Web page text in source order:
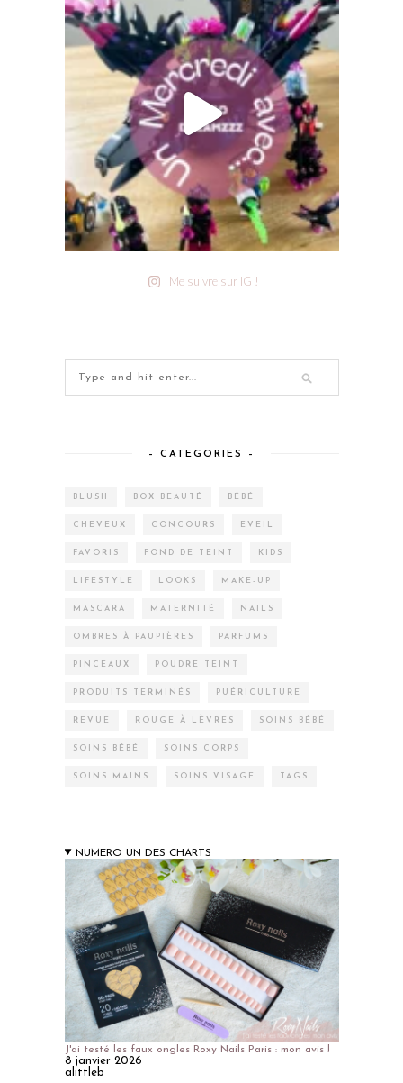
Me suivre sur IG !
– CATEGORIES –
BLUSH BOX BEAUTÉ BÉBÉ
CHEVEUX CONCOURS EVEIL
FAVORIS FOND DE TEINT KIDS
LIFESTYLE LOOKS MAKE-UP
MASCARA MATERNITÉ NAILS
OMBRES À PAUPIÈRES PARFUMS
PINCEAUX POUDRE TEINT
PRODUITS TERMINÉS PUÉRICULTURE
REVUE ROUGE À LÈVRES SOINS BÉBÉ
SOINS BÉBÉ SOINS CORPS
SOINS MAINS SOINS VISAGE TAGS
NUMERO UN DES CHARTS
J'ai testé les faux ongles Roxy Nails Paris : mon avis !
8 janvier 2026
alittleb